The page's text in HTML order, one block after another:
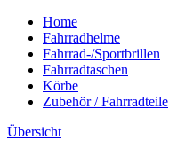
Home
Fahrradhelme
Fahrrad-/Sportbrillen
Fahrradtaschen
Körbe
Zubehör / Fahrradteile
Übersicht